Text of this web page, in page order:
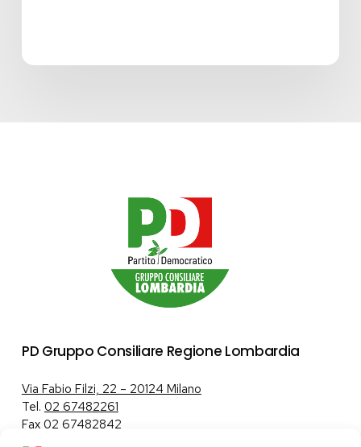
PD Gruppo Consiliare Regione Lombardia
Via Fabio Filzi, 22 – 20124 Milano
Tel. 02 67482261
Fax 02 67482842